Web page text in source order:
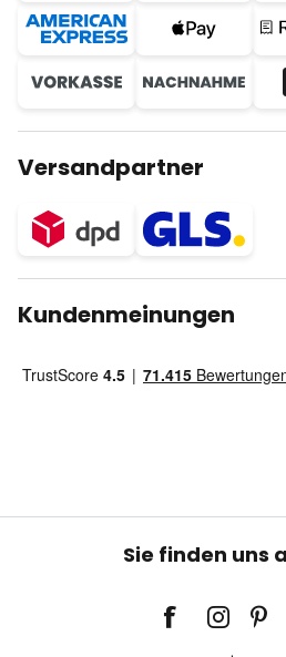
Versandpartner
Kundenmeinungen
Sie finden uns